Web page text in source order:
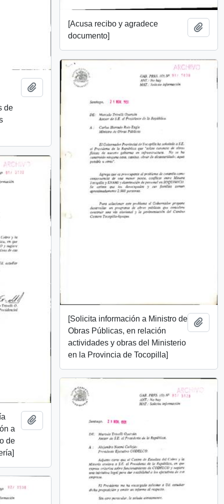
[Acusa recibo y agradece
documento]
de
Añadir al portapapeles
[Solicita información a Ministro de
Obras Públicas, en relación
actividades y obras del Ministerio
en la Provincia de Tocopilla]
a
de
Añadir al portapapeles